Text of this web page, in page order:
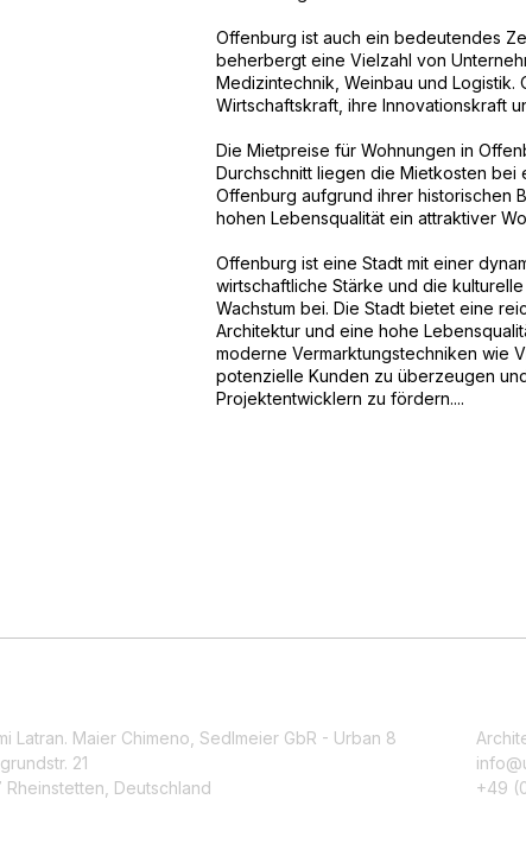
Offenburg ist auch ein bedeutendes
beherbergt eine Vielzahl von
Medizintechnik, Weinbau und
Wirtschaftskraft, ihre Innovationskraft
Die Mietpreise für Wohnungen in
Durchschnitt liegen die Mietkosten bei
Offenburg aufgrund ihrer historischen
hohen Lebensqualität ein attraktiver
Offenburg ist eine Stadt mit einer
wirtschaftliche Stärke und die
Wachstum bei. Die Stadt bietet eine
Architektur und eine hohe
moderne Vermarktungstechniken wie
potenzielle Kunden zu überzeugen
Projektentwicklern zu fördern....
Latran. Maier Chimeno, Sedlmeier GbR - Urban 8
21
Deutschland
+49